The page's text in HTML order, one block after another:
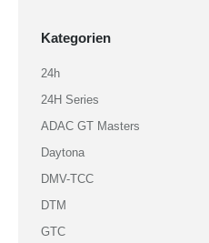
Kategorien
24h
24H Series
ADAC GT Masters
Daytona
DMV-TCC
DTM
GTC